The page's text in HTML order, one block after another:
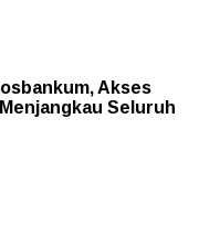
Akses
Seluruh